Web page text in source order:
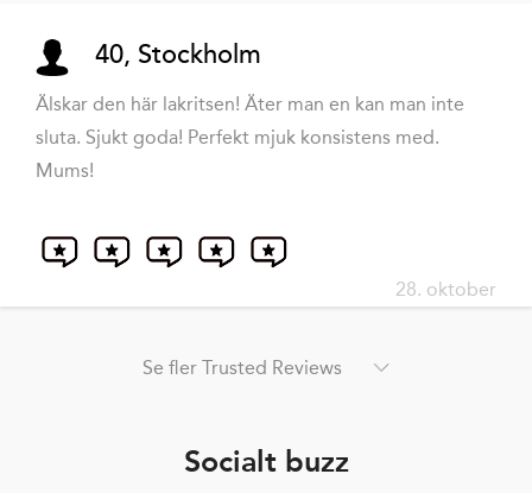
40, Stockholm
Älskar den här lakritsen! Äter man en kan man inte
sluta. Sjukt goda! Perfekt mjuk konsistens med.
Mums!
28. oktober
Se fler Trusted Reviews
Socialt buzz